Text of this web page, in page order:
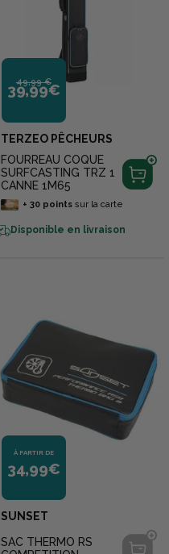
49,99 €
39,99€
TERZEO PÊCHEURS
FOURREAU COQUE
SURFCASTING TRZ 1
CANNE 1M65
+ 30pointssur la carte
Disponible en livraison
À PARTIR DE
34,99€
SUNSET
SAC THERMO RS